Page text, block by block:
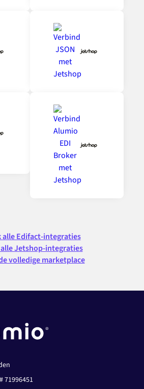
alle Edifact-integraties
Jetshop-integraties
volledige marketplace
71996451